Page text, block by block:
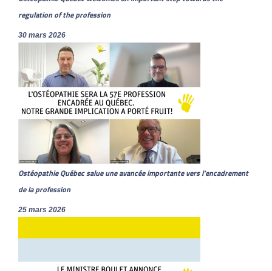
regulation of the profession
30 mars 2026
Ostéopathie Québec salue une avancée importante vers l’encadrement
de la profession
25 mars 2026